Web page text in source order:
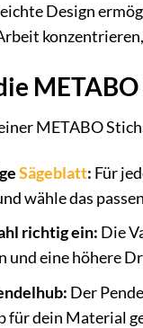
Design
METABO
Sägeblatt: Für
wähle das
richtig ein: Die
und eine höhere
Der
für dein Material